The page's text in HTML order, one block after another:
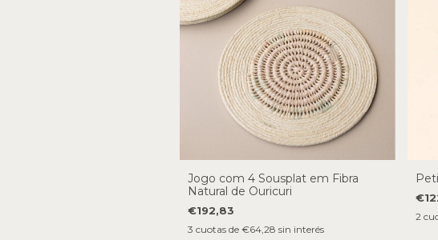
Jogo com 4 Sousplat em Fibra
Natural de Ouricuri
€192,83
3 cuotas de €64,28 sin interés
2